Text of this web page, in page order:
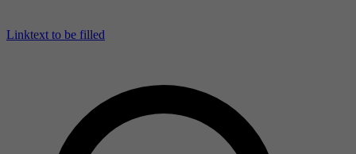
Linktext to be filled